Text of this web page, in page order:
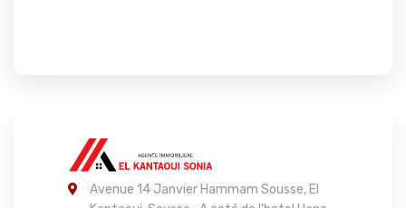
Avenue 14 Janvier Hammam Sousse, El